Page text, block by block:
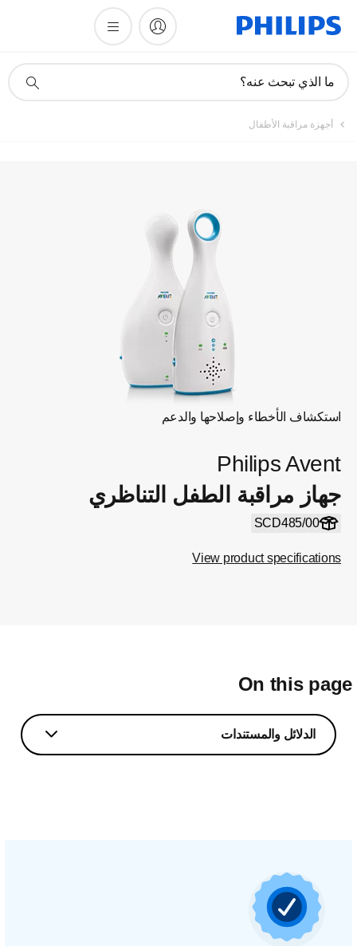
دعم
ما الذي تبحث عنه؟
أجهزة مراقبة الأطفال
استكشاف الأخطاء وإصلاحها والدعم
Philips Avent
جهاز مراقبة الطفل التناظري
SCD485/00
View product specifications
On this
الدلائل والمستندات